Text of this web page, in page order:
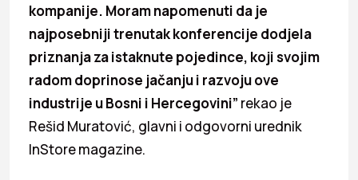
kompanije. Moram napomenuti da je
najposebniji trenutak konferencije dodjela
priznanja za istaknute pojedince, koji svojim
radom doprinose jačanju i razvoju ove
industrije u Bosni i Hercegovini” rekao je
Rešid Muratović, glavni i odgovorni urednik
InStore magazine.